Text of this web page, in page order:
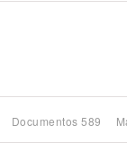
Documentos 589